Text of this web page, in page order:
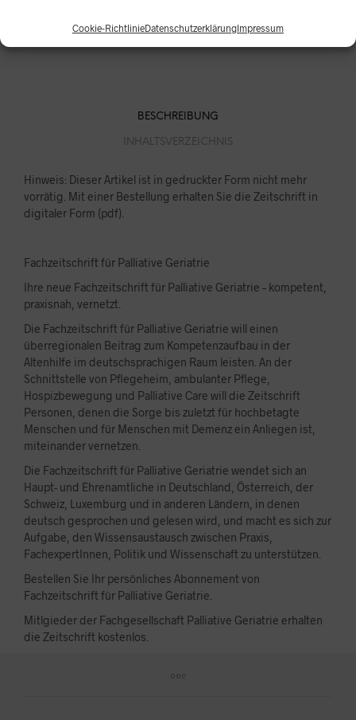
Cookie-RichtlinieDatenschutzerklärungImpressum
BESCHREIBUNG
INHALTSVERZEICHNIS
Hinweis: Dieser Artikel ist in gedruckter Form nicht mehr
vorrätig. Mit einer Bestellung erhalten Sie die Zeitschrift in
digitaler Form (pdf).
Fachzeitschrift für Palliative Geriatrie
Ihre neue Fachzeitschrift für Palliative Geriatrie – kompetent,
praxisnah, vernetzt.
Die Fachzeitschrift für Palliative Geriatrie will einen
überregionalen Beitrag zum Kompetenzaufbau in der
Altenhilfe im deutschsprachigen Raum leisten. An der
Schnittstelle von Pflegeheim, ambulanter Pflege,
Hospizbewegung und Palliative Care will die Zeitschrift
Personen, denen die Sorge bis zuletzt für hochbetagte
Menschen und für Menschen mit Demenz ein Anliegen ist,
miteinander vernetzen.
Die Fachzeitschrift für Palliative Geriatrie wendet sich an
Haupt- und Ehrenamtliche in Deutschland, Österreich, der
Schweiz, Luxemburg und in anderen Ländern, in denen
deutsch gesprochen und gelesen wird, und macht es sich zur
Aufgabe, den Wissensaustausch zwischen Praxis,
FachexpertInnen, Politik und Wissenschaft zu unterstützen.
Bestellen Sie Ihr persönliches Abonnement von
Fachzeitschrift für Palliative Geriatrie.
Mitlgieder der Fachgesellschaft Palliative Geriatrie erhalten
die Zeitschrift kostenlos.